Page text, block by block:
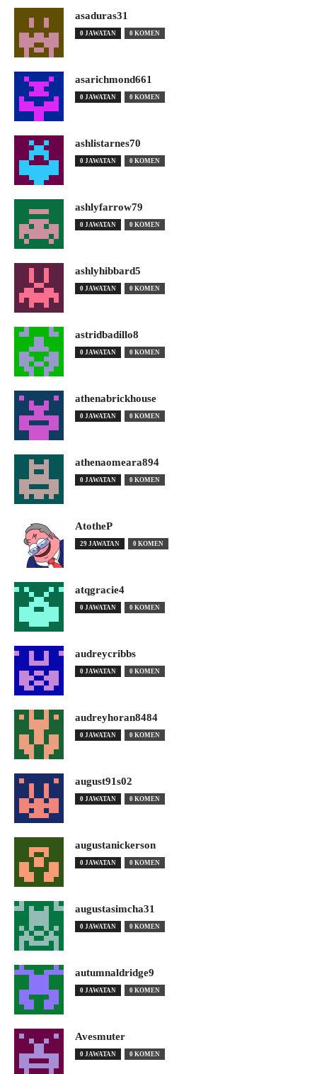
asaduras31
0 JAWATAN 0 KOMEN
asarichmond661
0 JAWATAN 0 KOMEN
ashlistarnes70
0 JAWATAN 0 KOMEN
ashlyfarrow79
0 JAWATAN 0 KOMEN
ashlyhibbard5
0 JAWATAN 0 KOMEN
astridbadillo8
0 JAWATAN 0 KOMEN
athenabrickhouse
0 JAWATAN 0 KOMEN
athenaomeara894
0 JAWATAN 0 KOMEN
AtotheP
29 JAWATAN 0 KOMEN
atqgracie4
0 JAWATAN 0 KOMEN
audreycribbs
0 JAWATAN 0 KOMEN
audreyhoran8484
0 JAWATAN 0 KOMEN
august91s02
0 JAWATAN 0 KOMEN
augustanickerson
0 JAWATAN 0 KOMEN
augustasimcha31
0 JAWATAN 0 KOMEN
autumnaldridge9
0 JAWATAN 0 KOMEN
Avesmuter
0 JAWATAN 0 KOMEN